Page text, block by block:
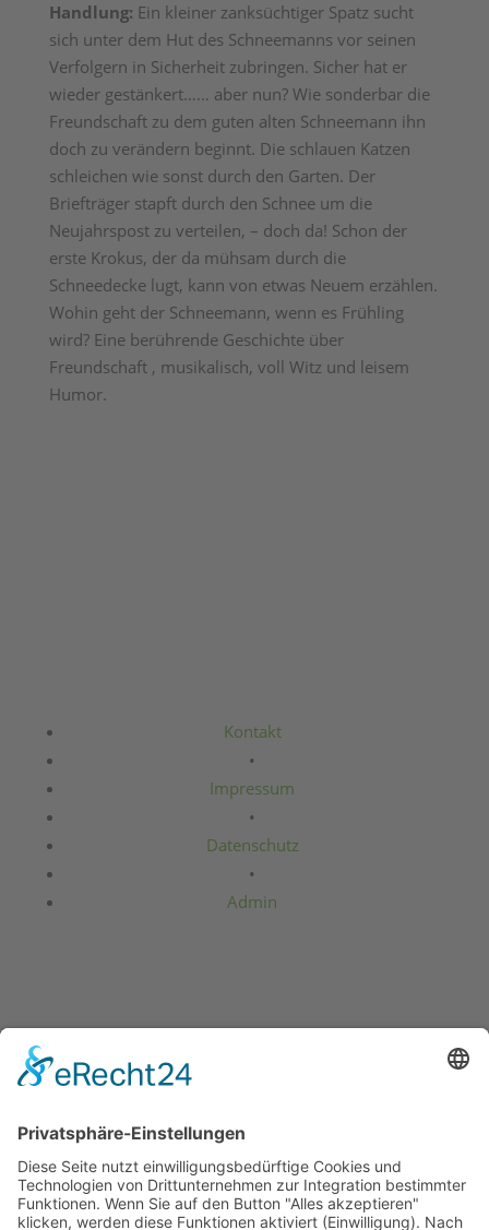
Handlung: Ein kleiner zanksüchtiger Spatz sucht
sich unter dem Hut des Schneemanns vor seinen
Verfolgern in Sicherheit zubringen. Sicher hat er
wieder gestänkert…… aber nun? Wie sonderbar die
Freundschaft zu dem guten alten Schneemann ihn
doch zu verändern beginnt. Die schlauen Katzen
schleichen wie sonst durch den Garten. Der
Briefträger stapft durch den Schnee um die
Neujahrspost zu verteilen, – doch da! Schon der
erste Krokus, der da mühsam durch die
Schneedecke lugt, kann von etwas Neuem erzählen.
Wohin geht der Schneemann, wenn es Frühling
wird? Eine berührende Geschichte über
Freundschaft , musikalisch, voll Witz und leisem
Humor.
Kontakt
•
Impressum
•
Datenschutz
•
Admin
Kultur- und Heimatverein Baalsdorf e.V.
Brandiser Straße 20
04316 Leipzig